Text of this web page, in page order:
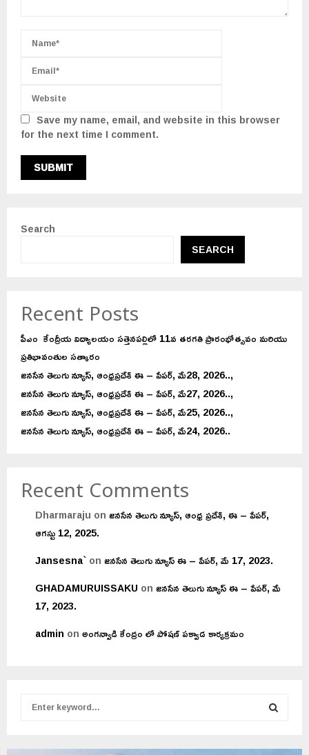
Save my name, email, and website in this browser
for the next time I comment.
Search
SEARCH
Recent Posts
పీఎం కేంద్రీయ విద్యాలయం సత్తెనపల్లిలో 11వ తరగతి ప్రారంభోత్సవం మరియు
ప్రతిభావంతుల సత్కారం
జనసేన తెలుగు న్యూస్, ఆంధ్రప్రదేశ్ ఈ – పేపర్, మే28, 2026..,
జనసేన తెలుగు న్యూస్, ఆంధ్రప్రదేశ్ ఈ – పేపర్, మే27, 2026..,
జనసేన తెలుగు న్యూస్, ఆంధ్రప్రదేశ్ ఈ – పేపర్, మే25, 2026..,
జనసేన తెలుగు న్యూస్, ఆంధ్రప్రదేశ్ ఈ – పేపర్, మే24, 2026..
Recent Comments
Dharmaraju onజనసేన తెలుగు న్యూస్, ఆంధ్ర ప్రదేశ్, ఈ – పేపర్,
ఆగస్టు 12, 2025.
Jansesna`onజనసేన తెలుగు న్యూస్ ఈ – పేపర్, మే 17, 2023.
GHADAMURUISSAKU onజనసేన తెలుగు న్యూస్ ఈ – పేపర్, మే
17, 2023.
admin onఅంగన్వాడి కేంద్రం లో పోషణ్ పక్వాడ కార్యక్రమం
r